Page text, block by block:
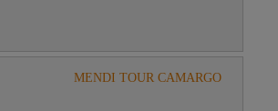
MENDI TOUR CAMARGO